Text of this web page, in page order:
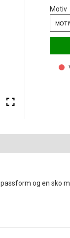
Motiv
og en sko